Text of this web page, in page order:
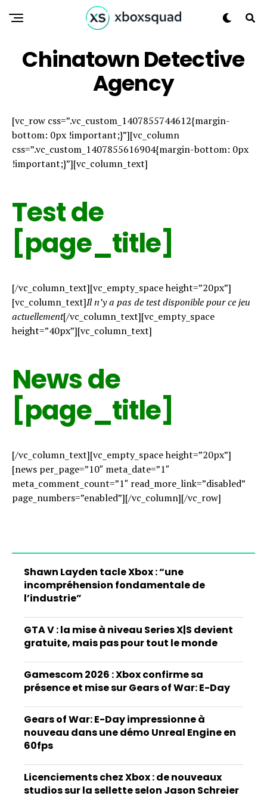
Chinatown Detective
Agency
[vc_row css=”.vc_custom_1407855744612{margin-
bottom: 0px !important;}”][vc_column
css=”.vc_custom_1407855616904{margin-bottom: 0px
!important;}”][vc_column_text]
Test de
[page_title]
[/vc_column_text][vc_empty_space height=”20px”]
[vc_column_text]Il n’y a pas de test disponible pour ce jeu
actuellement[/vc_column_text][vc_empty_space
height=”40px”][vc_column_text]
News de
[page_title]
[/vc_column_text][vc_empty_space height=”20px”]
[news per_page=”10″ meta_date=”1″
meta_comment_count=”1″ read_more_link=”disabled”
page_numbers=”enabled”][/vc_column][/vc_row]
Shawn Layden tacle Xbox : “une
incompréhension fondamentale de
l’industrie”
GTA V : la mise à niveau Series X|S devient
gratuite, mais pas pour tout le monde
Gamescom 2026 : Xbox confirme sa
présence et mise sur Gears of War: E-Day
Gears of War: E-Day impressionne à
nouveau dans une démo Unreal Engine en
60fps
Licenciements chez Xbox : de nouveaux
studios sur la sellette selon Jason Schreier